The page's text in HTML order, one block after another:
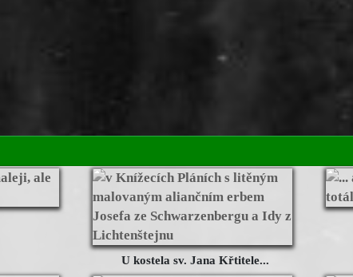
U kostela sv. Jana Křtitele...